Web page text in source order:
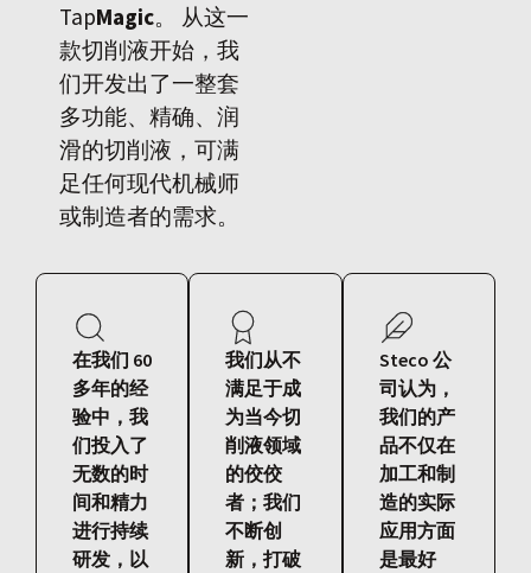
TapMagic。 从这一
款切削液开始，我
们开发出了一整套
多功能、精确、润
滑的切削液，可满
足任何现代机械师
或制造者的需求。
在我们 60
多年的经
验中，我
们投入了
无数的时
间和精力
进行持续
研发，以
我们从不
满足于成
为当今切
削液领域
的佼佼
者；我们
不断创
新，打破
Steco 公
司认为，
我们的产
品不仅在
加工和制
造的实际
应用方面
是最好